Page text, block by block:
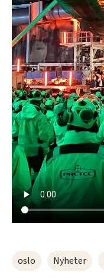
oslo Nyheter